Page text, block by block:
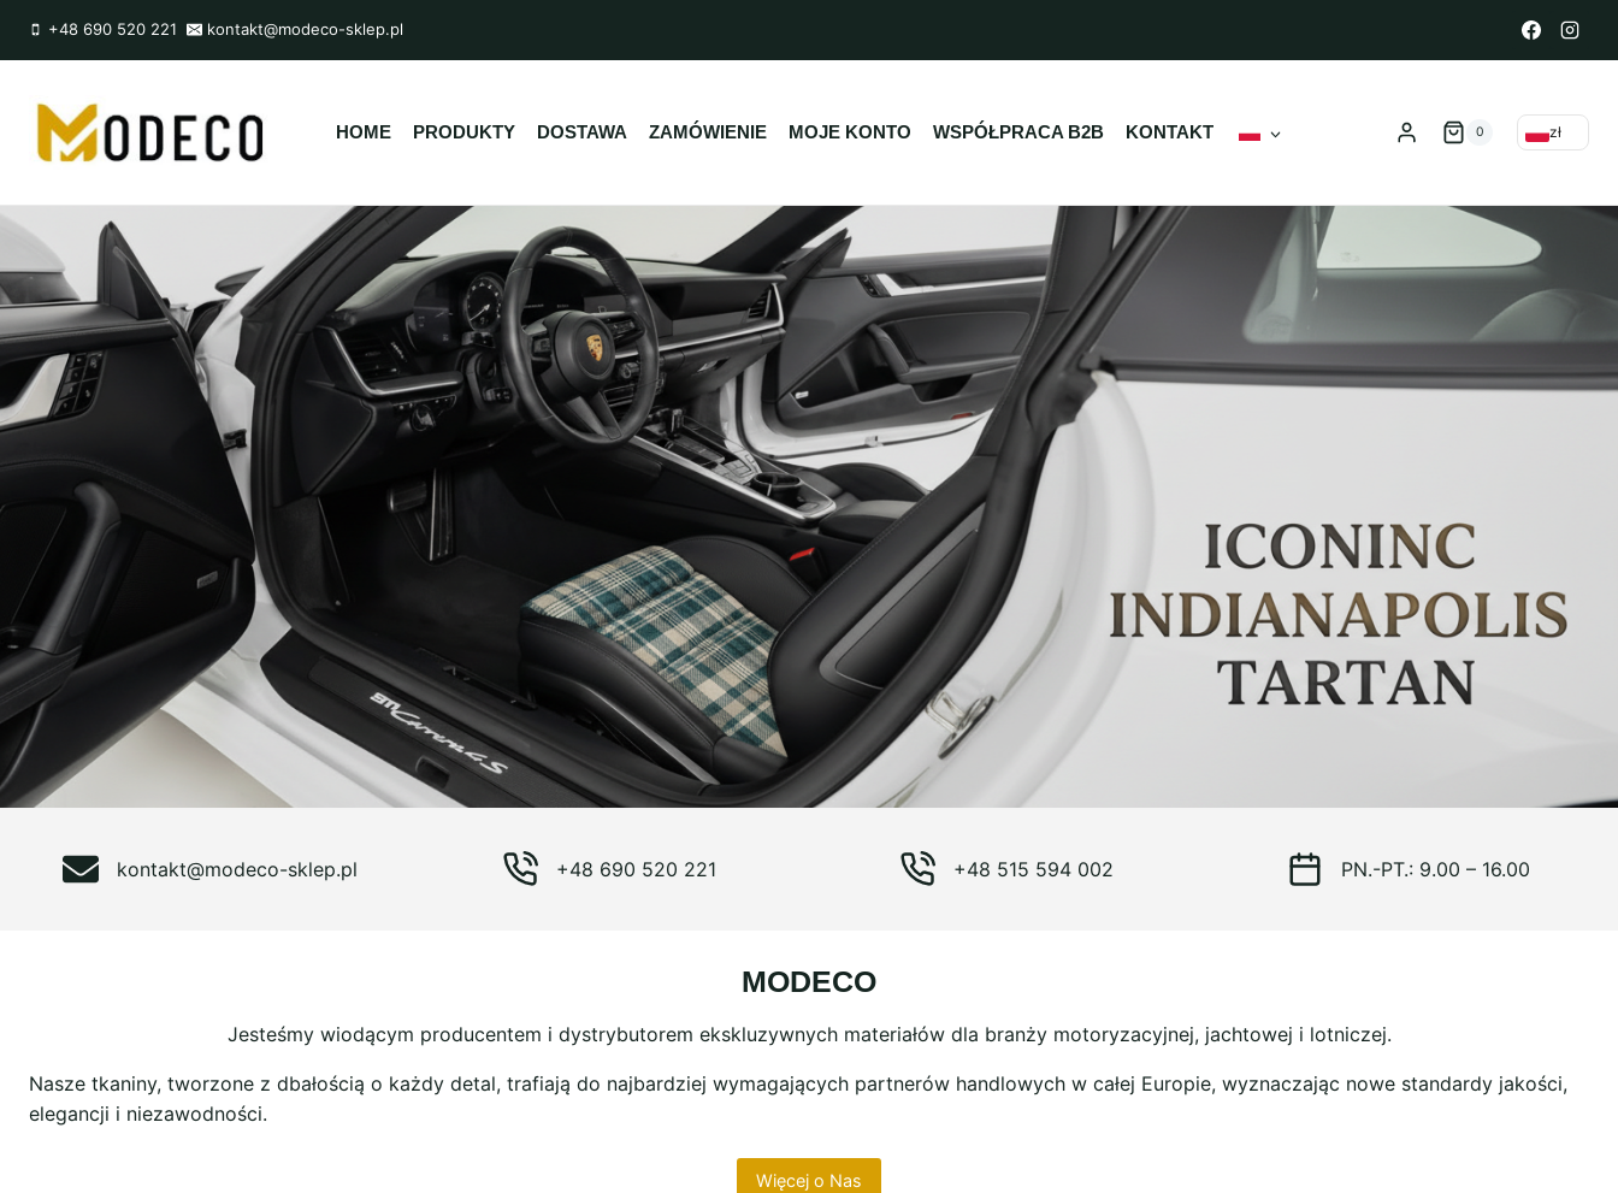
+48 690 520 221 kontakt@modeco-sklep.pl
HOME PRODUKTY DOSTAWA ZAMÓWIENIE MOJE KONTO WSPÓŁPRACA B2B KONTAKT 0 zł
kontakt@modeco-sklep.pl +48 690 520 221 +48 515 594 002 PN.-PT.: 9.00 – 16.00
MODECO
Jesteśmy wiodącym producentem i dystrybutorem ekskluzywnych materiałów dla branży motoryzacyjnej, jachtowej i lotniczej.
Nasze tkaniny, tworzone z dbałością o każdy detal, trafiają do najbardziej wymagających partnerów handlowych w całej Europie, wyznaczając nowe standardy jakości,
elegancji i niezawodności.
Więcej o Nas